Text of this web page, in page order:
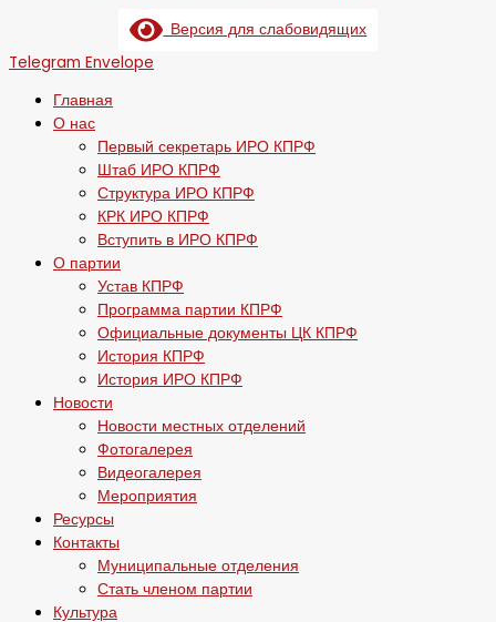
Версия для слабовидящих
Telegram Envelope
Главная
О нас
Первый секретарь ИРО КПРФ
Штаб ИРО КПРФ
Структура ИРО КПРФ
КРК ИРО КПРФ
Вступить в ИРО КПРФ
О партии
Устав КПРФ
Программа партии КПРФ
Официальные документы ЦК КПРФ
История КПРФ
История ИРО КПРФ
Новости
Новости местных отделений
Фотогалерея
Видеогалерея
Мероприятия
Ресурсы
Контакты
Муниципальные отделения
Стать членом партии
Культура